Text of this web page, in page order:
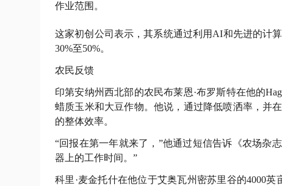
作业范围。
这家初创公司表示，其系统通过利用AI和先进的计
30%至50%。
农民反馈
印第安纳州西北部的农民布莱恩·布罗斯特在他的
蜡质玉米和大豆作物。他说，通过降低喷洒率，并
的整体效率。
“回报在第一年就来了，”他通过短信告诉《农场杂
器上的工作时间。”
科里·麦金托什在他位于艾奥瓦州密苏里谷的4000